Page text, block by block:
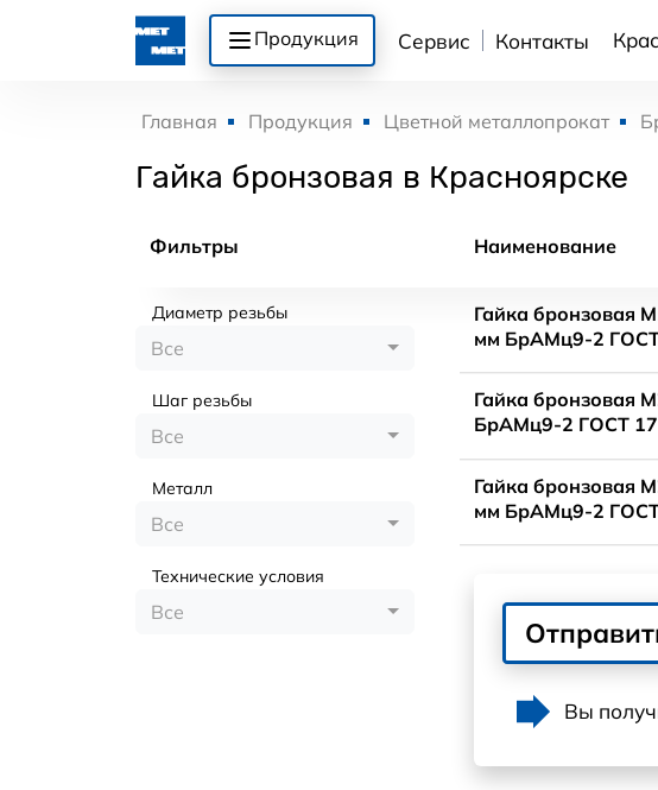
Продукция Сервис Контакты
Главная Продукция Цветной металлопрокат
Гайка бронзовая в Красноярске
Фильтры Наименование
Диаметр резьбы
Все
Шаг резьбы
Все
Металл
Все
Технические условия
Все
Гайка бронзовая
мм БрАМц9-2
Гайка бронзовая
БрАМц9-2 ГОСТ
Гайка бронзовая
мм БрАМц9-2
Вы